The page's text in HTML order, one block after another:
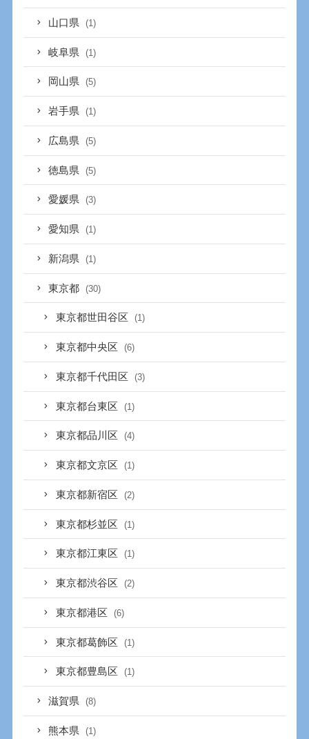
山口県 (1)
岐阜県 (1)
岡山県 (5)
岩手県 (1)
広島県 (5)
徳島県 (5)
愛媛県 (3)
愛知県 (1)
新潟県 (1)
東京都 (30)
東京都世田谷区 (1)
東京都中央区 (6)
東京都千代田区 (3)
東京都台東区 (1)
東京都品川区 (4)
東京都文京区 (1)
東京都新宿区 (2)
東京都杉並区 (1)
東京都江東区 (1)
東京都渋谷区 (2)
東京都港区 (6)
東京都葛飾区 (1)
東京都豊島区 (1)
滋賀県 (8)
熊本県 (1)